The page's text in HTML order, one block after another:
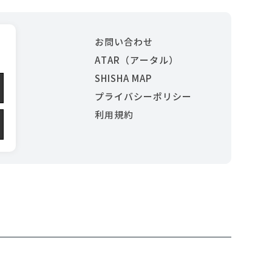
お問い合わせ
ATAR（アータル）
SHISHA MAP
プライバシーポリシー
利用規約